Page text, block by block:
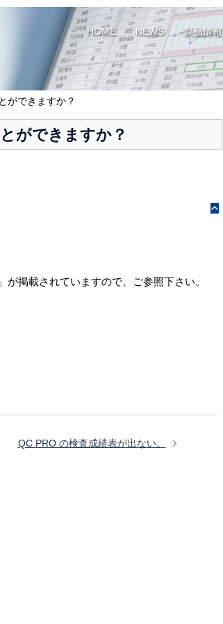
HOME NEWS 製品情報
ができますか？
ができますか？
B
掲載されていますので、ご参照下さい。
QC PRO の検査成績表が出ない。